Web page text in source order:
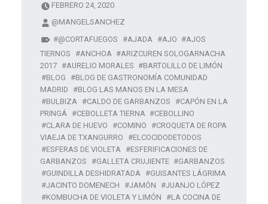
FEBRERO 24, 2020
@MANGELSANCHEZ
@CORTAFUEGOS
AJADA AJO
AJOS
TIERNOS
ANCHOA
ARIZCUREN SOLOGARNACHA
2017
AURELIO MORALES
BARTOLILLO DE LIMÓN
BLOG
BLOG DE GASTRONOMÍA COMUNIDAD
MADRID
BLOG LAS MANOS EN LA MESA
BULBIZA
CALDO DE GARBANZOS
CAPÓN EN LA
PRINGÁ
CEBOLLETA TIERNA
CEBOLLINO
CLARA DE HUEVO
COMINO
CROQUETA DE ROPA
VIAEJA DE TXANGURRO
ELCOCIDODETODOS
ESFERAS DE VIOLETA
ESFERIFICACIONES DE
GARBANZOS
GALLETA CRUJIENTE
GARBANZOS
GUINDILLA DESHIDRATADA
GUISANTES LÁGRIMA
JACINTO DOMENECH
JAMÓN
JUANJO LÓPEZ
KOMBUCHA DE VIOLETA Y LIMÓN
LA COCINA DE